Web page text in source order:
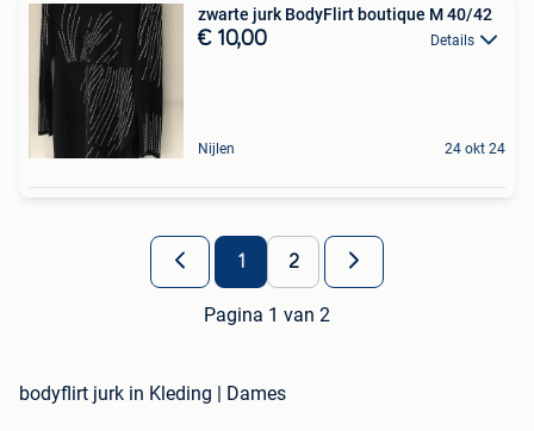
zwarte jurk BodyFlirt boutique M 40/42
€ 10,00 Details
Nijlen 24 okt 24
1 2
Pagina 1 van 2
bodyflirt jurk in Kleding | Dames